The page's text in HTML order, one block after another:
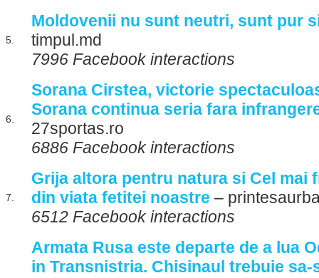
5.
Moldovenii nu sunt neutri, sunt pur
timpul.md
7996 Facebook interactions
6.
Sorana Cirstea, victorie
Sorana continua seria fara
27sportas.ro
6886 Facebook interactions
7.
Grija altora pentru natura si Cel mai
din viata fetitei noastre –
6512 Facebook interactions
Armata Rusa este departe de a lua
in Transnistria. Chisinaul trebuie sa-